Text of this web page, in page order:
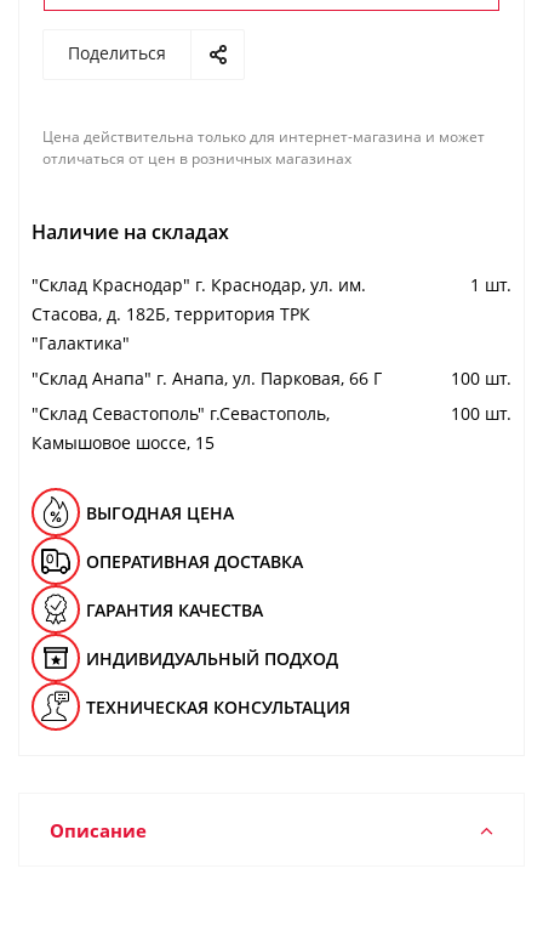
Поделиться
Цена действительна только для интернет-магазина и может
отличаться от цен в розничных магазинах
Наличие на складах
"Cклад Краснодар" г. Краснодар, ул. им.
Стасова, д. 182Б, территория ТРК
"Галактика"
1 шт.
"Cклад Анапа" г. Анапа, ул. Парковая, 66 Г
100 шт.
"Cклад Севастополь" г.Севастополь,
Камышовое шоссе, 15
100 шт.
ВЫГОДНАЯ ЦЕНА
ОПЕРАТИВНАЯ ДОСТАВКА
ГАРАНТИЯ КАЧЕСТВА
ИНДИВИДУАЛЬНЫЙ ПОДХОД
ТЕХНИЧЕСКАЯ КОНСУЛЬТАЦИЯ
Описание